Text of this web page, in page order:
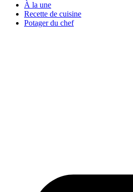
À la une
Recette de cuisine
Potager du chef